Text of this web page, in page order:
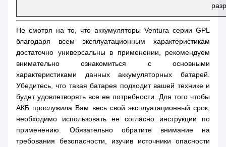
Не смотря на то, что аккумуляторы Ventura серии GPL
благодаря всем эксплуатационным характеристикам
достаточно универсальны в применении, рекомендуем
внимательно ознакомиться с основными
характеристиками данных аккумуляторных батарей.
Убедитесь, что такая батарея подходит вашей технике и
будет удовлетворять все ее потребности. Для того чтобы
АКБ прослужила Вам весь свой эксплуатационный срок,
необходимо использовать ее согласно инструкции по
применению. Обязательно обратите внимание на
требования безопасности, изучив источники опасности